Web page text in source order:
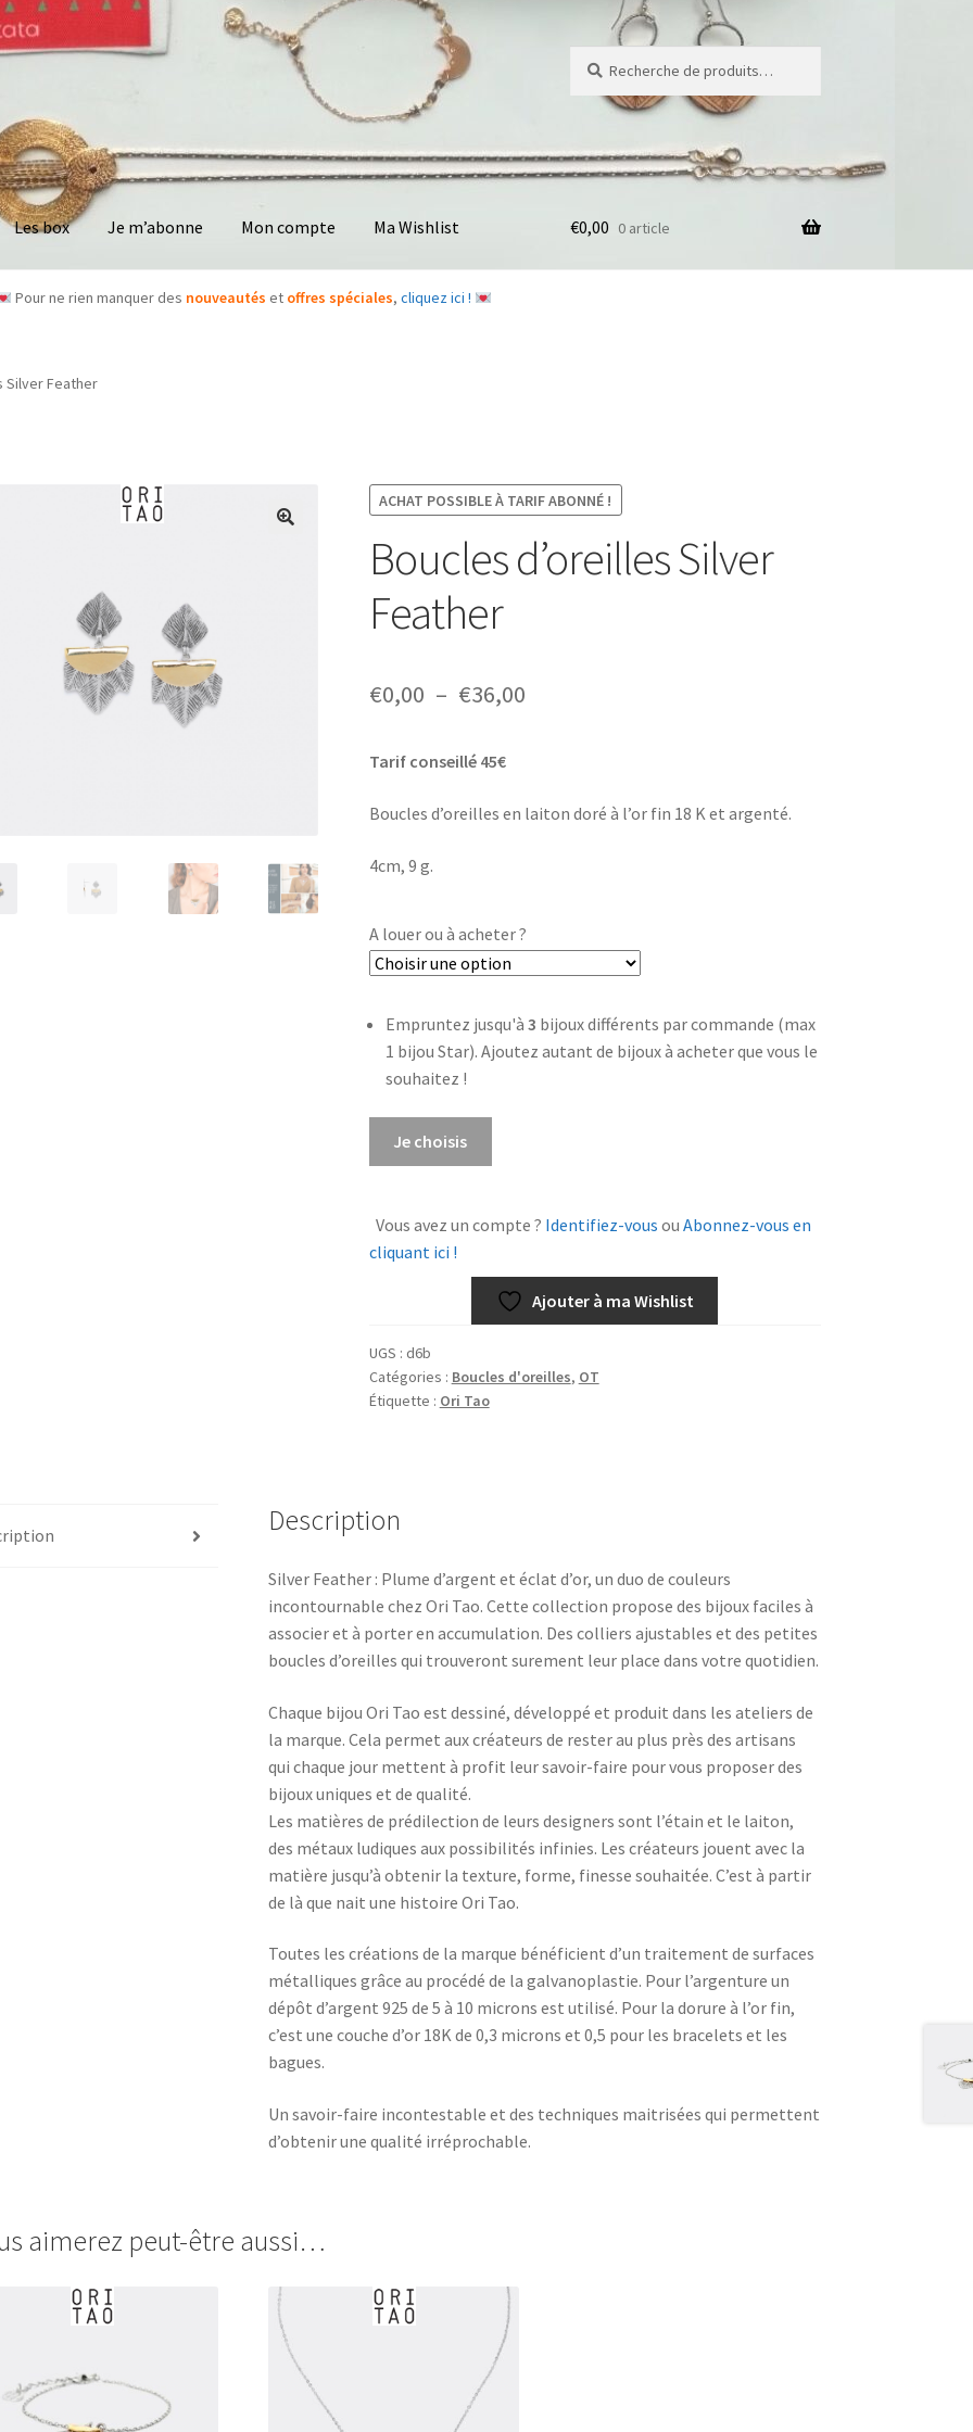
pour :
Les box Je m’abonne Mon compte Ma Wishlist €0,00 0 article
Pour ne rien manquer des nouveautés et offres spéciales, cliquez ici !
Silver Feather
ACHAT POSSIBLE À TARIF ABONNÉ !
Boucles d’oreilles Silver
Feather
€0,00 – €36,00Plage
€0,00
Tarif conseillé 45€
Boucles d’oreilles en laiton doré à l’or fin 18 K et argenté.
4cm, 9 g.
A louer ou à acheter ?
Empruntez jusqu'à 3 bijoux différents par commande (max
1 bijou Star). Ajoutez autant de bijoux à acheter que vous le
souhaitez !
Silver
Feather
Je choisis
Vous avez un compte ? Identifiez-vous ou Abonnez-vous en
cliquant ici !
Ajouter à ma Wishlist
UGS : d6b
Catégories : Boucles d'oreilles, OT
Étiquette : Ori Tao
Description
Silver Feather : Plume d’argent et éclat d’or, un duo de couleurs
incontournable chez Ori Tao. Cette collection propose des bijoux faciles à
associer et à porter en accumulation. Des colliers ajustables et des petites
boucles d’oreilles qui trouveront surement leur place dans votre quotidien.
Chaque bijou Ori Tao est dessiné, développé et produit dans les ateliers de
la marque. Cela permet aux créateurs de rester au plus près des artisans
qui chaque jour mettent à profit leur savoir-faire pour vous proposer des
bijoux uniques et de qualité.
Les matières de prédilection de leurs designers sont l’étain et le laiton,
des métaux ludiques aux possibilités infinies. Les créateurs jouent avec la
matière jusqu’à obtenir la texture, forme, finesse souhaitée. C’est à partir
de là que nait une histoire Ori Tao.
Toutes les créations de la marque bénéficient d’un traitement de surfaces
métalliques grâce au procédé de la galvanoplastie. Pour l’argenture un
dépôt d’argent 925 de 5 à 10 microns est utilisé. Pour la dorure à l’or fin,
c’est une couche d’or 18K de 0,3 microns et 0,5 pour les bracelets et les
bagues.
Un savoir-faire incontestable et des techniques maitrisées qui permettent
d’obtenir une qualité irréprochable.
aimerez peut-être aussi…